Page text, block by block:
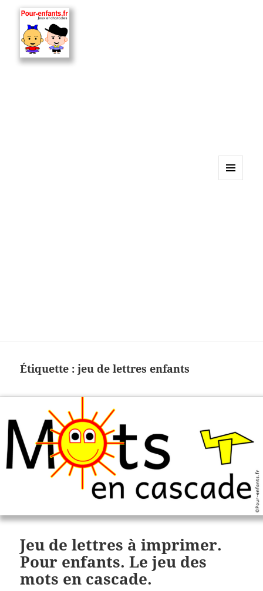
devinettes, pour enfants.
Étiquette :jeu de lettres enfants
Jeu de lettres à imprimer.
Pour enfants. Le jeu des
mots en cascade.